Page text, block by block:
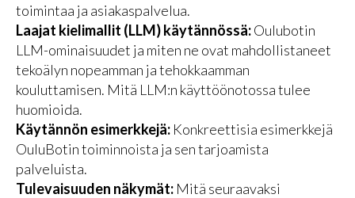
toimintaa ja asiakaspalvelua.
Laajat kielimallit (LLM) käytännössä:Oulubotin
LLM-ominaisuudet ja miten ne ovat mahdollistaneet
tekoälyn nopeamman ja tehokkaamman
kouluttamisen. Mitä LLM:n käyttöönotossa tulee
huomioida.
Käytännön esimerkkejä: Konkreettisia esimerkkejä
OuluBotin toiminnoista ja sen tarjoamista
palveluista.
Tulevaisuuden näkymät: Mitä seuraavaksi